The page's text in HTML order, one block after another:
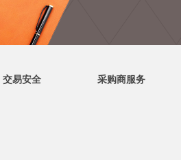
交易安全 采购商服务